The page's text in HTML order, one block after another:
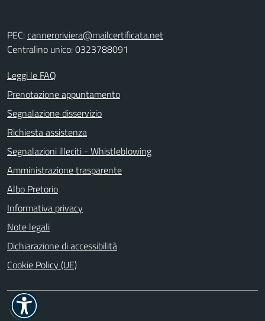
PEC:canneroriviera@mailcertificata.net
Centralino unico: 0323788091
Leggi le FAQ
Prenotazione appuntamento
Segnalazione disservizio
Richiesta assistenza
Segnalazioni illeciti - Whistleblowing
Amministrazione trasparente
Albo Pretorio
Informativa privacy
Note legali
Dichiarazione di accessibilità
Cookie Policy (UE)